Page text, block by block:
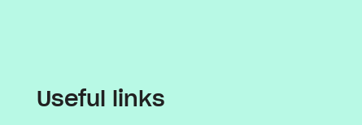
Useful links